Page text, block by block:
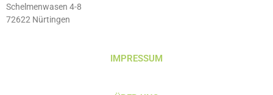
Schelmenwasen 4-8
72622 Nürtingen
IMPRESSUM